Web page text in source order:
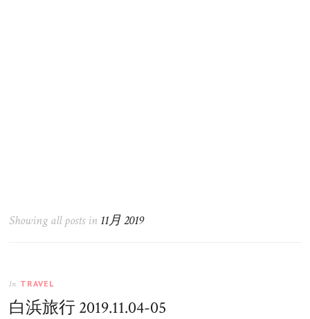
Showing all posts in 11月 2019
In TRAVEL
白浜旅行 2019.11.04-05